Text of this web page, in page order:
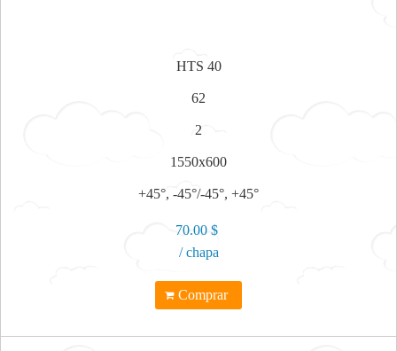
HTS 40
62
2
1550x600
+45°, -45°/-45°, +45°
70.00 $
/ chapa
Comprar